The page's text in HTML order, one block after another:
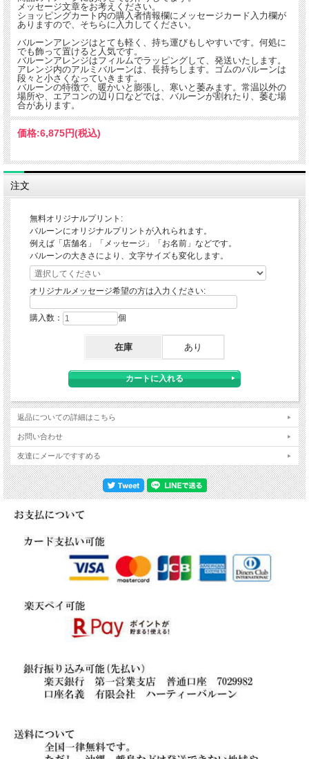
メッセージ文章をお考えください。
ショッピングカート内の購入者情報欄にメッセージカード入力欄が
ありますので、そちらに入力してください。
バルーンアレンジはとても軽く、持ち運びもしやすいです。何処に
でも飾って置けると人気です。
バルーンアレンジはフィルムでラッピングして、発送いたします。
アレンジ内のアルミバルーンは、長持ちします。ゴムのバルーンは
段々と小さくなっていきます。
バルーンの特徴で、暖かいと膨張し、寒いと萎みます。常温以外の
場所や、エアコンの辺り口などでは、バルーンが割れたり、萎む場
合があります。
価格:6,875円(税込)
注文
無料オリジナルプリント:
バルーンにオリジナルプリントが入れられます。
例えば「店舗名」「メッセージ」「お名前」などです。
バルーンの大きさにより、文字サイズも変化します。
オリジナルメッセージ希望の方は入力ください:
購入数： 個
在庫 あり
返品についての詳細はこちら
お問い合わせ
友達にメールですすめる